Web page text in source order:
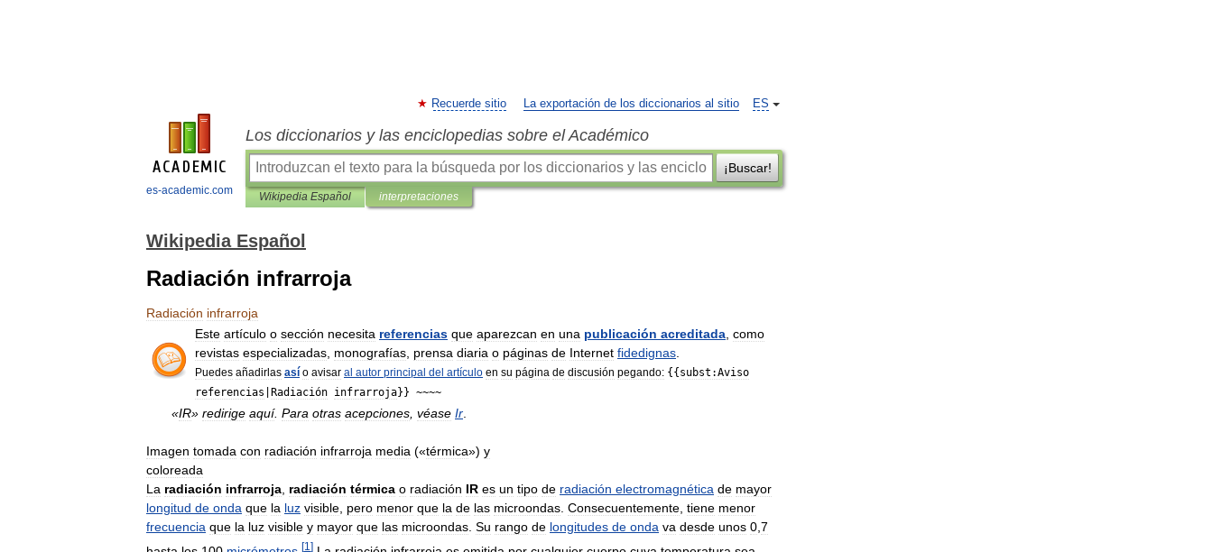
es-academic.com
ES
Recuerde sitio La exportación de los diccionarios al sitio
Los diccionarios y las enciclopedias sobre el Académico
¡Buscar!
Wikipedia Español interpretaciones
Wikipedia Español
Radiación infrarroja
Radiación infrarroja
Este artículo o sección necesita referencias que aparezcan en una publicación acreditada como
revistas especializadas monografías prensa diaria o páginas de Internet fidedignas
Puedes añadirlas así o avisar al autor principal del artículo en su página de discusión pegando: {{ subst:Aviso
referencias
Radiación infrarroja}} ~~~~
«IR» redirige aquí. Para otras acepciones véase Ir
Imagen tomada con radiación infrarroja media («térmica») y
coloreada
La radiación infrarroja radiación térmica o radiación IR es un tipo de radiación electromagnética de mayor
longitud de onda que la luz visible pero menor que la de las microondas Consecuentemente tiene menor
frecuencia que la luz visible y mayor que las microondas Su rango de longitudes de onda va desde unos 0 7
[1 ]